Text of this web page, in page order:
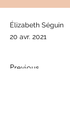
Élizabeth Séguin
20 avr. 2021
Previous